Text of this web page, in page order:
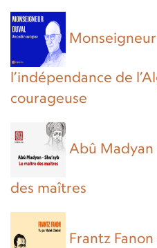
l’indépendance de
courageuse
Abû Madyan
des maîtres
Frantz